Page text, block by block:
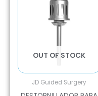
OUT OF STOCK
JD Guided Surgery